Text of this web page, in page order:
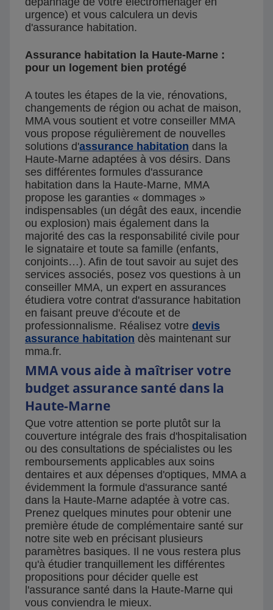
urgence) et vous calculera un devis
d'assurance habitation.
Assurance habitation la Haute-Marne :
pour un logement bien protégé
A toutes les étapes de la vie, rénovations,
changements de région ou achat de maison,
MMA vous soutient et votre conseiller MMA
vous propose régulièrement de nouvelles
solutions d'assurance habitation dans la
Haute-Marne adaptées à vos désirs. Dans
ses différentes formules d'assurance
habitation dans la Haute-Marne, MMA
propose les garanties « dommages »
indispensables (un dégât des eaux, incendie
ou explosion) mais également dans la
majorité des cas la responsabilité civile pour
le signataire et toute sa famille (enfants,
conjoints…). Afin de tout savoir au sujet des
services associés, posez vos questions à un
conseiller MMA, un expert en assurances
étudiera votre contrat d'assurance habitation
en faisant preuve d'écoute et de
professionnalisme. Réalisez votre devis
assurance habitation dès maintenant sur
mma.fr.
MMA vous aide à maîtriser votre
budget assurance santé dans la
Haute-Marne
Que votre attention se porte plutôt sur la
couverture intégrale des frais d'hospitalisation
ou des consultations de spécialistes ou les
remboursements applicables aux soins
dentaires et aux dépenses d'optiques, MMA a
évidemment la formule d'assurance santé
dans la Haute-Marne adaptée à votre cas.
Prenez quelques minutes pour obtenir une
première étude de complémentaire santé sur
notre site web en précisant plusieurs
paramètres basiques. Il ne vous restera plus
qu'à étudier tranquillement les différentes
propositions pour décider quelle est
l'assurance santé dans la Haute-Marne qui
vous conviendra le mieux.